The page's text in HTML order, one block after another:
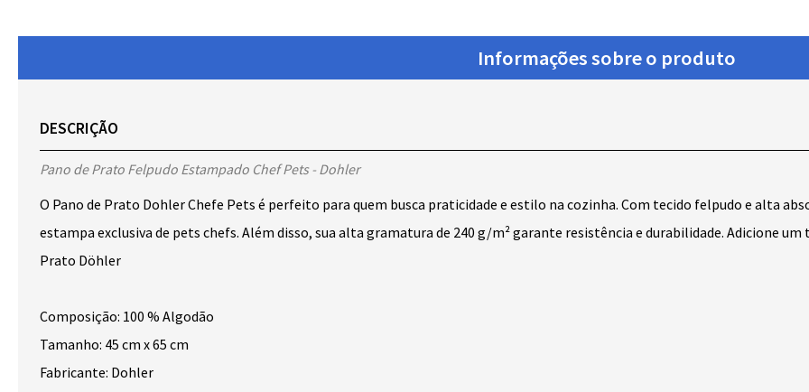
Informações sobre o produto
DESCRIÇÃO
Pano de Prato Felpudo Estampado Chef Pets - Dohler
O Pano de Prato Dohler Chefe Pets é perfeito para quem busca praticidade e estilo na cozinha. Com tecido felpudo e alta
estampa exclusiva de pets chefs. Além disso, sua alta gramatura de 240 g/m² garante resistência e durabilidade. Adicione
Prato Döhler
Composição: 100 % Algodão
Tamanho: 45 cm x 65 cm
Fabricante: Dohler